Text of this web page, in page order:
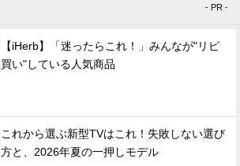
- PR -
【iHerb】「迷ったらこれ！」みんなが"リピ
買い"している人気商品
これから選ぶ新型TVはこれ！失敗しない選び
方と、2026年夏の一押しモデル